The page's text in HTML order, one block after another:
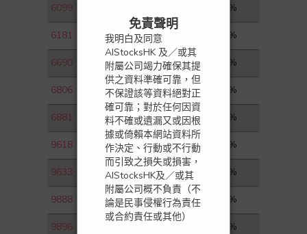
免責聲明
我明白及同意
AIStocksHK 及／或其
附屬公司竭力確保其提
供之資料準確可靠，但
不保證該等資料絕對正
確可靠；對於任何因資
料不確或遺漏又或因根
據或倚賴本網站資料所
作決定、行動或不行動
而引致之損失或損害，
AIStocksHK及／或其
附屬公司概不負責（不
論是民事侵權行為責任
或合約責任或其他）
6099 0.53%
6181 老鋪黃金 5.40%
6690 海爾智家 1.79%
6806 申萬宏源 0.46%
6881 中國銀河 0.45%
9618 京東集團－ＳＷ 0.66%
9633 農夫山泉 0.79%
9888 百度集團－ＳＷ 3.31%
9896 1.04%